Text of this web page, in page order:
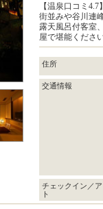
【温泉口コミ
街並みや谷川連
露天風呂付客室
屋で堪能くださ
住所
交通情報
チェックイン／
ト